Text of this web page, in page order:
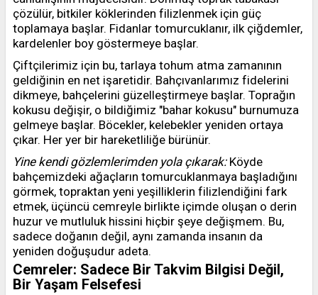
çözülür, bitkiler köklerinden filizlenmek için güç
toplamaya başlar. Fidanlar tomurcuklanır, ilk çiğdemler,
kardelenler boy göstermeye başlar.
Çiftçilerimiz için bu, tarlaya tohum atma zamanının
geldiğinin en net işaretidir. Bahçıvanlarımız fidelerini
dikmeye, bahçelerini güzelleştirmeye başlar. Toprağın
kokusu değişir, o bildiğimiz "bahar kokusu" burnumuza
gelmeye başlar. Böcekler, kelebekler yeniden ortaya
çıkar. Her yer bir hareketliliğe bürünür.
Yine kendi gözlemlerimden yola çıkarak:Köyde
bahçemizdeki ağaçların tomurcuklanmaya başladığını
görmek, topraktan yeni yeşilliklerin filizlendiğini fark
etmek, üçüncü cemreyle birlikte içimde oluşan o derin
huzur ve mutluluk hissini hiçbir şeye değişmem. Bu,
sadece doğanın değil, aynı zamanda insanın da
yeniden doğuşudur adeta.
Cemreler: Sadece Bir Takvim Bilgisi Değil,
Bir Yaşam Felsefesi